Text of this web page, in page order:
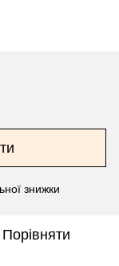
знижки
Порівняти